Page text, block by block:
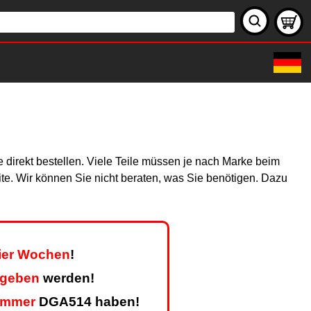
bestellen. Viele Teile müssen je nach Marke beim
Wir können Sie nicht beraten, was Sie benötigen. Dazu
Wochen!
werden!
DGA514 haben!